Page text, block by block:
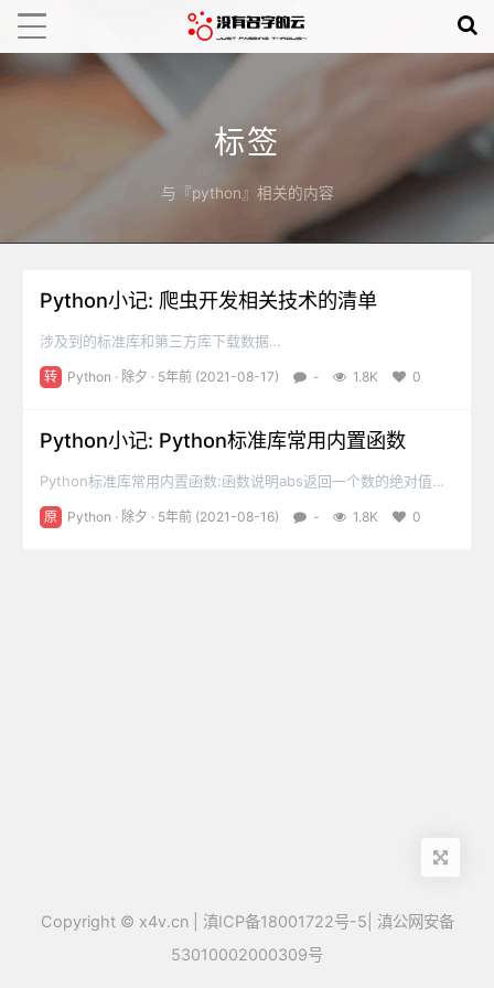
标签
与『python』相关的内容
Python小记: 爬虫开发相关技术的清单
涉及到的标准库和第三方库下载数据
- urllib / requests / aiohttp / httpx。解析数据
- mysqlclient / sqlalchemy / peewee / redis / pymongo。生
成数字签名 - has...
转 Python · 除夕 · 5年前 (2021-08-17) - 1.8K 0
Python小记: Python标准库常用内置函数
Python标准库常用内置函数:函数说明abs返回一个数的绝对值，
例如：abs(-1.3)会返回1.3。bin把一个整数转换成以'0b'开头的二
原 Python · 除夕 · 5年前 (2021-08-16) - 1.8K 0
Copyright © x4v.cn| 滇ICP备18001722号-5
滇公网安备
53010002000309号